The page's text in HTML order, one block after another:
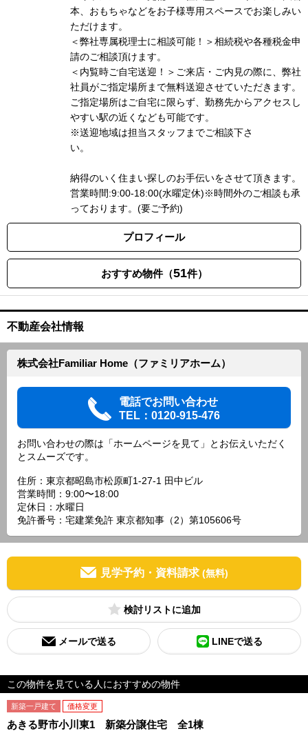
本、おもちゃなどをお子様専用スペースでお楽しみい
ただけます。
＜弊社専属税理士に相談可能！＞相続税や各種税金申
請のご相談頂けます。
＜内覧時ご自宅送迎！＞ご来店・ご内見の際に、弊社
社員がご指定場所まで無料送迎させていただきます。
ご指定場所はご自宅に限らず、勤務先からアクセスし
やすい駅の近くなども可能です。
※送迎地域は担当スタッフまでご相談下さ
い
納得のいく住まい探しのお手伝いをさせて頂きます。
営業時間:9:00-18:00(水曜定休)※時間外のご相談も承
っております。(要ご予約)
プロフィール
おすすめ物件（51件）
不動産会社情報
株式会社Familiar Home（ファミリアホーム）
電話でお問い合わせ
TEL：0120-915-476
お問い合わせの際は「ホームページを見て」とお伝えいただく
とスムーズです。
住所：東京都昭島市松原町1-27-1 田中ビル
営業時間：9:00〜18:00
定休日：水曜日
免許番号：宅建業免許 東京都知事（2）第105606号
見学予約・資料請求 (無料)
検討リスト
メールで送る LINEで送る
この物件を見ている人におすすめの物件
新築一戸建て 価格変更
あきる野市小川東1 新築分譲住宅 全1棟